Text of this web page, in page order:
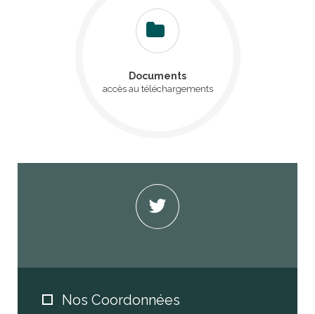
Documents
accès au téléchargements
Nos Coordonnées